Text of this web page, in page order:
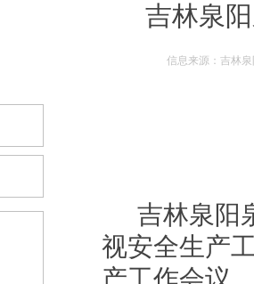
吉林泉
信息来源：吉林
吉林泉阳
视安全生产